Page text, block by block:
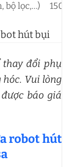
bộ lọc,…)
hút bụi
đổi phụ
Vui lòng
báo giá
robot hút